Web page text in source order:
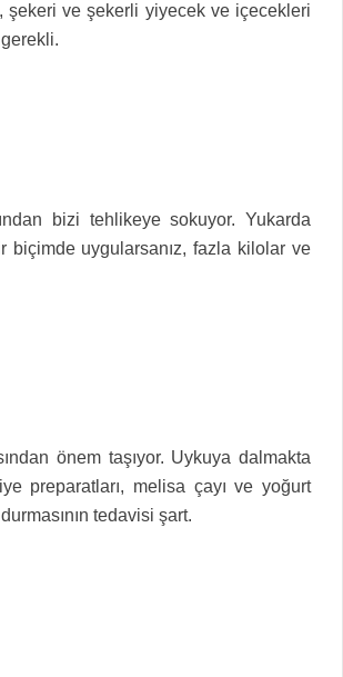
şekeri ve şekerli yiyecek ve içecekleri
bizi tehlikeye sokuyor. Yukarda
biçimde uygularsanız, fazla kilolar ve
önem taşıyor. Uykuya dalmakta
preparatları, melisa çayı ve yoğurt
tedavisi şart.